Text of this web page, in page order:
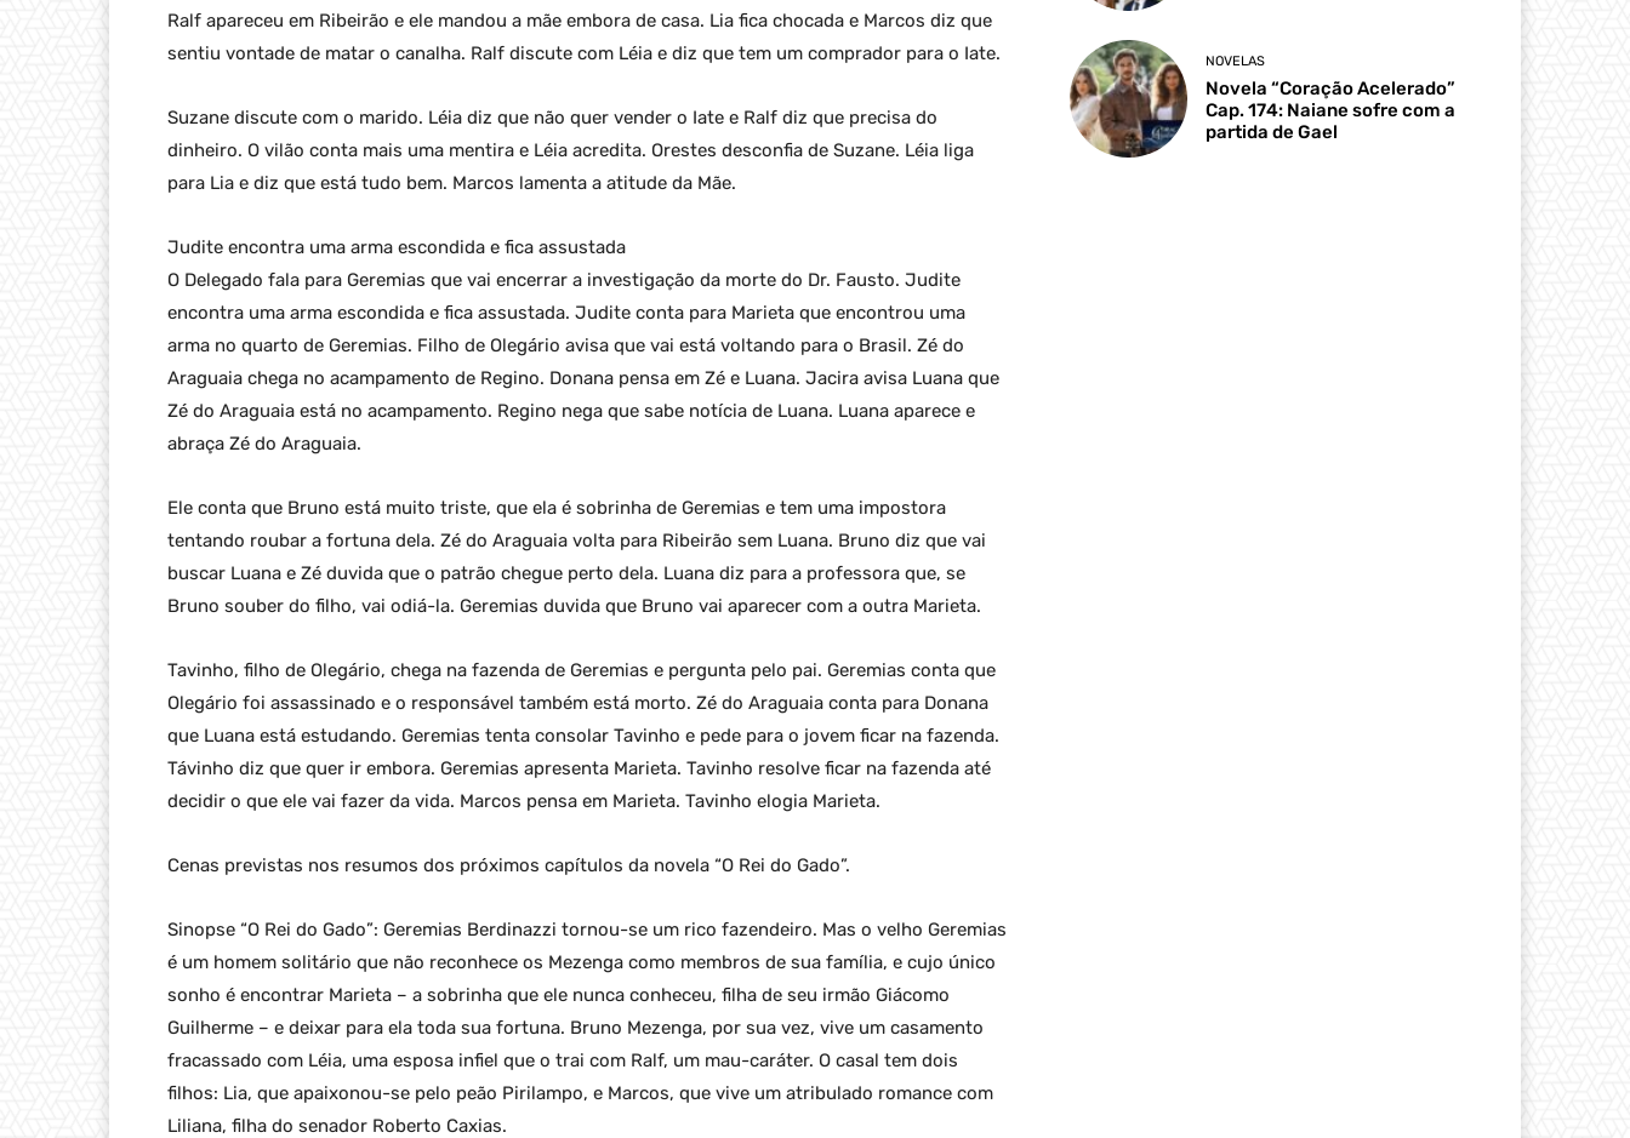
Ralf apareceu em Ribeirão e ele mandou a mãe embora de casa. Lia fica chocada e Marcos diz que
sentiu vontade de matar o canalha. Ralf discute com Léia e diz que tem um comprador para o Iate.
Suzane discute com o marido. Léia diz que não quer vender o Iate e Ralf diz que precisa do
dinheiro. O vilão conta mais uma mentira e Léia acredita. Orestes desconfia de Suzane. Léia liga
para Lia e diz que está tudo bem. Marcos lamenta a atitude da Mãe.
Judite encontra uma arma escondida e fica assustada
O Delegado fala para Geremias que vai encerrar a investigação da morte do Dr. Fausto. Judite
encontra uma arma escondida e fica assustada. Judite conta para Marieta que encontrou uma
arma no quarto de Geremias. Filho de Olegário avisa que vai está voltando para o Brasil. Zé do
Araguaia chega no acampamento de Regino. Donana pensa em Zé e Luana. Jacira avisa Luana que
Zé do Araguaia está no acampamento. Regino nega que sabe notícia de Luana. Luana aparece e
abraça Zé do Araguaia.
Ele conta que Bruno está muito triste, que ela é sobrinha de Geremias e tem uma impostora
tentando roubar a fortuna dela. Zé do Araguaia volta para Ribeirão sem Luana. Bruno diz que vai
buscar Luana e Zé duvida que o patrão chegue perto dela. Luana diz para a professora que, se
Bruno souber do filho, vai odiá-la. Geremias duvida que Bruno vai aparecer com a outra Marieta.
Tavinho, filho de Olegário, chega na fazenda de Geremias e pergunta pelo pai. Geremias conta que
Olegário foi assassinado e o responsável também está morto. Zé do Araguaia conta para Donana
que Luana está estudando. Geremias tenta consolar Tavinho e pede para o jovem ficar na fazenda.
Távinho diz que quer ir embora. Geremias apresenta Marieta. Tavinho resolve ficar na fazenda até
decidir o que ele vai fazer da vida. Marcos pensa em Marieta. Tavinho elogia Marieta.
Cenas previstas nos resumos dos próximos capítulos da novela “O Rei do Gado”.
Sinopse “O Rei do Gado”: Geremias Berdinazzi tornou-se um rico fazendeiro. Mas o velho Geremias
é um homem solitário que não reconhece os Mezenga como membros de sua família, e cujo único
sonho é encontrar Marieta – a sobrinha que ele nunca conheceu, filha de seu irmão Giácomo
Guilherme – e deixar para ela toda sua fortuna. Bruno Mezenga, por sua vez, vive um casamento
fracassado com Léia, uma esposa infiel que o trai com Ralf, um mau-caráter. O casal tem dois
filhos: Lia, que apaixonou-se pelo peão Pirilampo, e Marcos, que vive um atribulado romance com
Liliana, filha do senador Roberto Caxias.
NOVELAS
Novela “Coração Acelerado”
Cap. 174: Naiane sofre com a
partida de Gael